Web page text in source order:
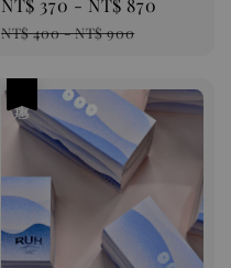
Sale
price
NT$ 370 - NT$ 870
NT$ 400-NT$ 900